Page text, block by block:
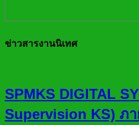
ข่าวสารงานนิเทศ
SPMKS DIGITAL
Supervision KS) ภ